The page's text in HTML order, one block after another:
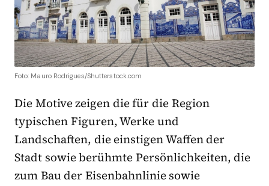
Foto: Mauro Rodrigues/Shutterstock.com
Die Motive zeigen die für die Region
typischen Figuren, Werke und
Landschaften, die einstigen Waffen der
Stadt sowie berühmte Persönlichkeiten, die
zum Bau der Eisenbahnlinie sowie